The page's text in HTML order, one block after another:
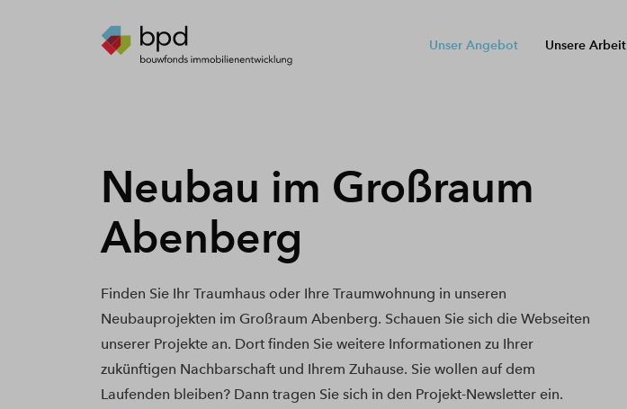
Unser Angebot Unsere Arbeit
Neubau im Großraum
Abenberg
Finden Sie Ihr Traumhaus oder Ihre Traumwohnung in unseren
Neubauprojekten im Großraum Abenberg. Schauen Sie sich die Webseiten
unserer Projekte an. Dort finden Sie weitere Informationen zu Ihrer
zukünftigen Nachbarschaft und Ihrem Zuhause. Sie wollen auf dem
Laufenden bleiben? Dann tragen Sie sich in den Projekt-Newsletter ein.